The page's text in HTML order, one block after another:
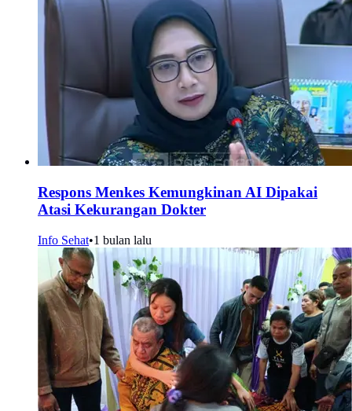
Respons Menkes Kemungkinan AI Dipakai
Atasi Kekurangan Dokter
Info Sehat•1 bulan lalu